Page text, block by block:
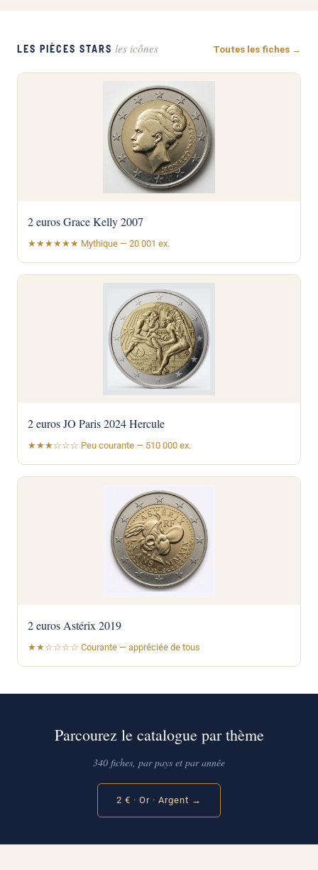
LES PIÈCES STARS les icônes Toutes les fiches →
2 euros Grace Kelly 2007
★★★★★★ Mythique — 20 001 ex.
2 euros JO Paris 2024 Hercule
★★★☆☆☆ Peu courante — 510 000 ex.
2 euros Astérix 2019
★★☆☆☆☆ Courante — appréciée de tous
Parcourez le catalogue par thème
340 fiches, par pays et par année
2 € · Or · Argent →